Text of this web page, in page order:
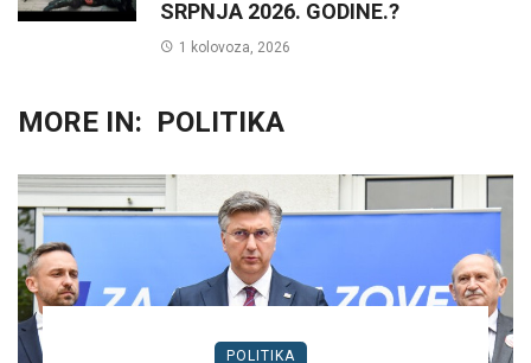
SRPNJA 2026. GODINE.?
1 kolovoza, 2026
MORE IN: POLITIKA
POLITIKA